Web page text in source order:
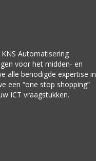
Automatisering
voor het midden- en
alle benodigde expertise in
een “one stop shopping”
ICT vraagstukken.